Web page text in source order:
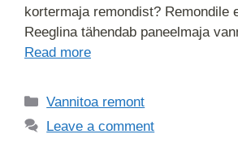
kortermaja remondist? Remondile
Reeglina tähendab paneelmaja
Read more
Vannitoa remont
Leave a comment